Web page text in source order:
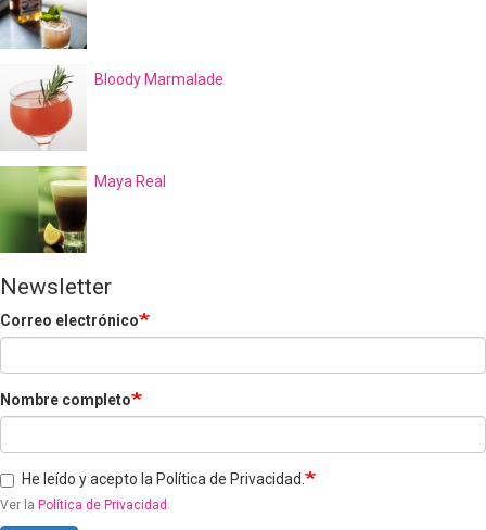
Bloody Marmalade
Maya Real
Newsletter
Correo electrónico
Nombre completo
He leído y acepto la Política de Privacidad.
Ver la Política de Privacidad .